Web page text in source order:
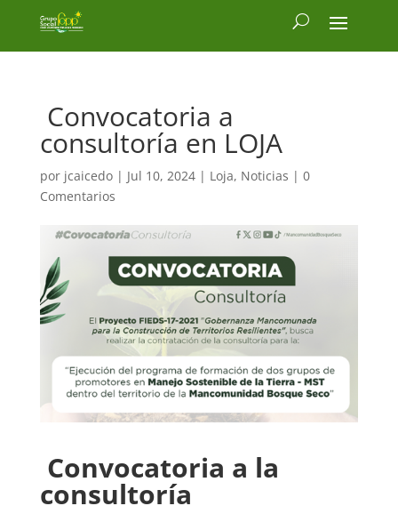
Convocatoria a
consultoría en LOJA
por jcaicedo| Jul 10, 2024| Loja, Noticias | 0
Comentarios
Convocatoria a la
consultoría